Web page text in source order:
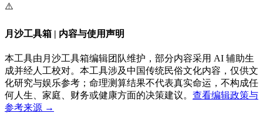
⚠️
月沙工具箱 | 内容与使用声明
本工具由月沙工具箱编辑团队维护，部分内容采用 AI 辅助生
成并经人工校对。本工具涉及中国传统民俗文化内容，仅供文
化研究与娱乐参考；命理测算结果不代表真实命运，不构成任
何人生、家庭、财务或健康方面的决策建议。 查看编辑政策与
参考来源 →